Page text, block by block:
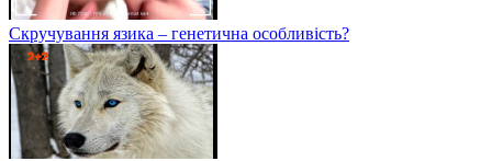
Скручування язика – генетична особливість?